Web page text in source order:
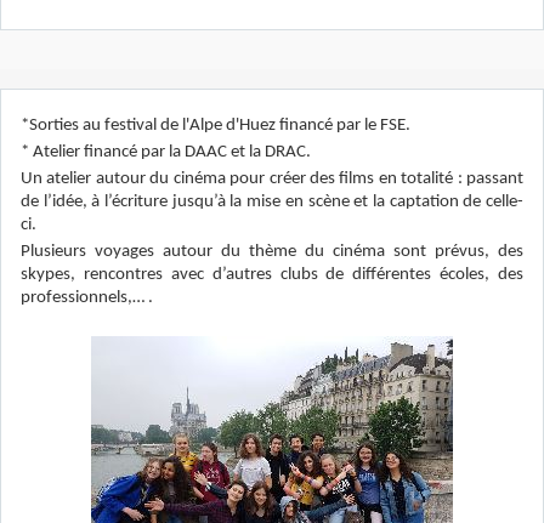
*Sorties au festival de l'Alpe d'Huez financé par le FSE.
* Atelier financé par la DAAC et la DRAC.
Un atelier autour du cinéma pour créer des films en totalité : passant
de l’idée, à l’écriture jusqu’à la mise en scène et la captation de celle-
ci.
Plusieurs voyages autour du thème du cinéma sont prévus, des
skypes, rencontres avec d’autres clubs de différentes écoles, des
professionnels,… .